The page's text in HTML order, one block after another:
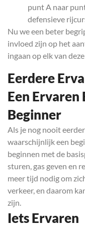
punt A naar
defensieve
Nu we een beter
invloed zijn op het
ingaan op elk van
Eerdere
Een Ervaren
Beginner
Als je nog nooit
waarschijnlijk een
beginnen met de
sturen, gas geven en
meer tijd nodig om
verkeer, en daarom
zijn.
Iets Ervaren